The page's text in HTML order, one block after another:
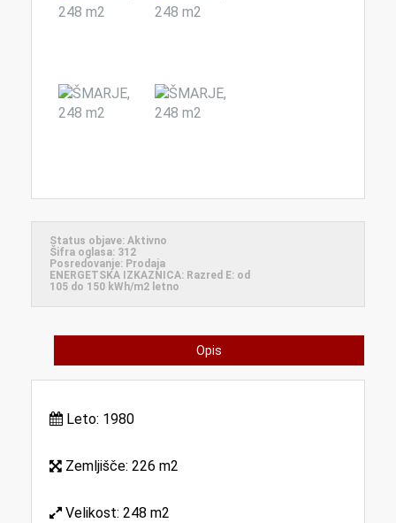
Status objave: Aktivno
Šifra oglasa: 312
Posredovanje: Prodaja
ENERGETSKA IZKAZNICA: Razred E: od
105 do 150 kWh/m2 letno
Opis
Leto: 1980
Zemljišče: 226 m2
Velikost: 248 m2